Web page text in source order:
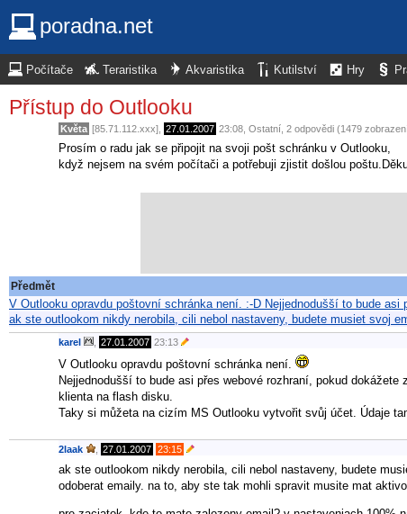
poradna.net
Počítače Teraristika Akvaristika Kutilství Hry
Přístup do Outlooku
Květa [85.71.112.xxx], 27.01.2007 23:08 Ostatní , 2 odpovědi (1479
Prosím o radu jak se připojit na svoji pošt schránku v Outlooku,
když nejsem na svém počítači a potřebuji zjistit došlou
Předmět
V Outlooku opravdu poštovní schránka není. :-D Nejjednodušší to bude asi
ak ste outlookom nikdy nerobila, cili nebol nastaveny, budete musiet svoj
karel 27.01.2007 23:13
V Outlooku opravdu poštovní schránka není.
Nejjednodušší to bude asi přes webové rozhraní, pokud
klienta na flash disku.
Taky si můžeta na cizím MS Outlooku vytvořit svůj účet. Údaje
2laak 27.01.2007 23:15
ak ste outlookom nikdy nerobila, cili nebol nastaveny, budete
odoberat emaily. na to, aby ste tak mohli spravit musite mat